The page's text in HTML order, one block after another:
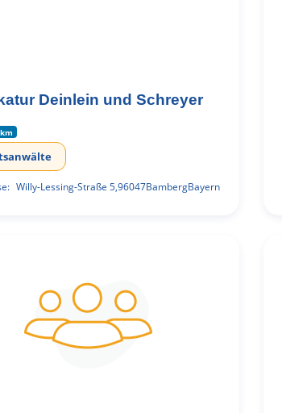
Deinlein und Schreyer
Willy-Lessing-Straße 5,96047BambergBayern